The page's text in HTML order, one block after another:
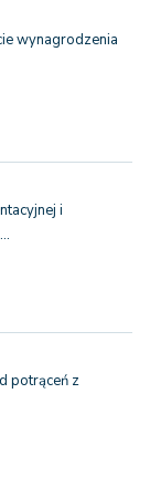
wynagrodzenia
i
potrąceń z